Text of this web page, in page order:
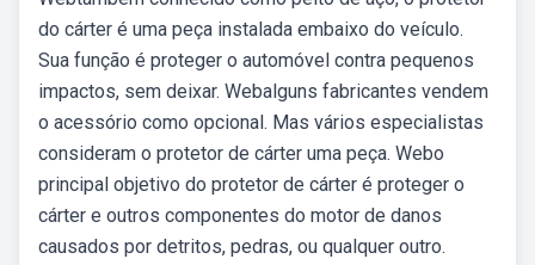
do cárter é uma peça instalada embaixo do veículo.
Sua função é proteger o automóvel contra pequenos
impactos, sem deixar. Webalguns fabricantes vendem
o acessório como opcional. Mas vários especialistas
consideram o protetor de cárter uma peça. Webo
principal objetivo do protetor de cárter é proteger o
cárter e outros componentes do motor de danos
causados por detritos, pedras, ou qualquer outro.